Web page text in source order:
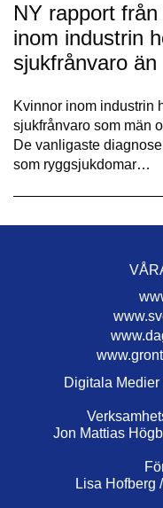
NY rapport
inom industrin
sjukfrånvaro än
Kvinnor inom industrin
sjukfrånvaro som män
De vanligaste
som ryggsjukdomar…
Digitala
Jon Mattias
Lisa Hofberg /